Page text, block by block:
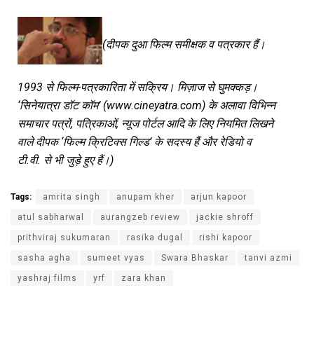
(दीपक दुआ फिल्म समीक्षक व पत्रकार हैं।
1993 से फिल्म-पत्रकारिता में सक्रिय। मिज़ाज से घुमक्कड़।
‘सिनेयात्रा डॉट कॉम’ (www.cineyatra.com) के अलावा विभिन्न
समाचार पत्रों, पत्रिकाओं, न्यूज पोर्टल आदि के लिए नियमित लिखने
वाले दीपक ‘फिल्म क्रिटिक्स गिल्ड’ के सदस्य हैं और रेडियो व
टी.वी. से भी जुड़े हुए हैं।)
Tags: amrita singh anupam kher arjun kapoor
atul sabharwal aurangzeb review jackie shroff
prithviraj sukumaran rasika dugal rishi kapoor
sasha agha sumeet vyas Swara Bhaskar tanvi azmi
yashraj films yrf zara khan